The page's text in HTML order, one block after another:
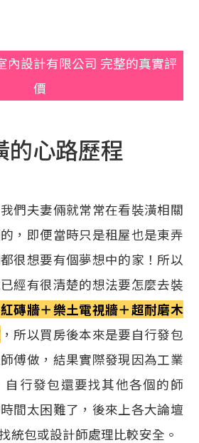
內設計有限公司 完整的真實評
價
的心路歷程
們夫妻倆就常常在看裝潢相關
，即便當時只是租屋也是東弄
很想要有個夢想中的家！所以
經有很清楚的想法要怎麼去裝
磚牆＋樂土電視牆＋超耐磨木
，所以買房後本來是要自行發包
傅做，結果實際發現因為工業
自行發包還要找其他各個的師
間太困難了，後來上各大論壇
統包或設計師處理比較安全。